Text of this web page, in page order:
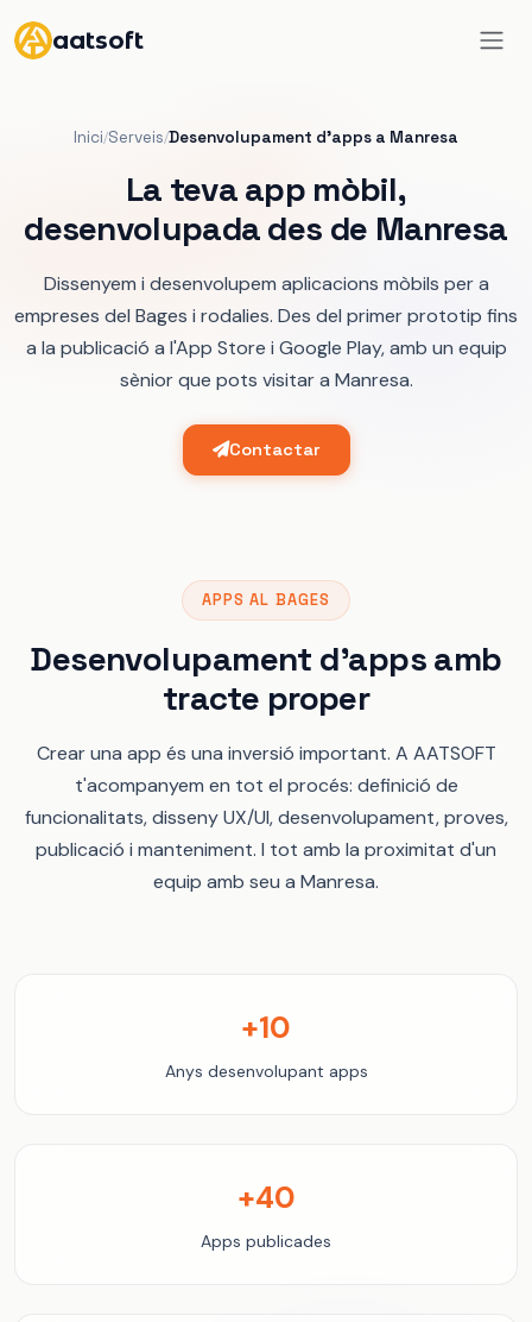
aatsoft
Inici/Serveis/Desenvolupament d'apps a Manresa
La teva app mòbil,
desenvolupada des de Manresa
Dissenyem i desenvolupem aplicacions mòbils per a
empreses del Bages i rodalies. Des del primer prototip fins
a la publicació a l'App Store i Google Play, amb un equip
sènior que pots visitar a Manresa.
Contactar
APPS AL BAGES
Desenvolupament d'apps amb
tracte proper
Crear una app és una inversió important. A AATSOFT
t'acompanyem en tot el procés: definició de
funcionalitats, disseny UX/UI, desenvolupament, proves,
publicació i manteniment. I tot amb la proximitat d'un
equip amb seu a Manresa.
+10
Anys desenvolupant apps
+40
Apps publicades